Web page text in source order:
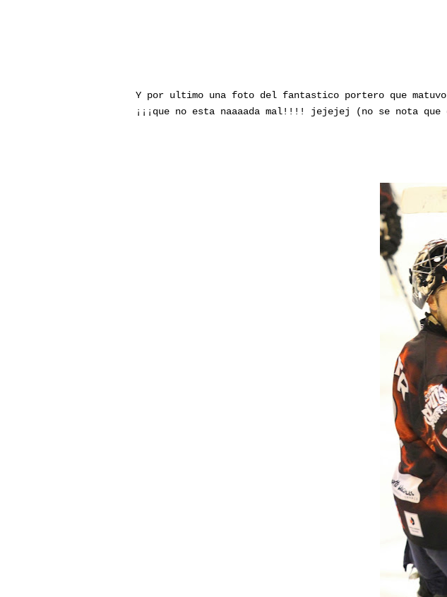
Y por ultimo una foto del fantastico portero que
¡¡¡que no esta naaaada mal!!!! jejejej (no se nota